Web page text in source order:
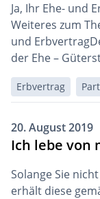
Ja, Ihr Ehe- und
Weiteres zum
und
der Ehe –
Erbvertrag
20. August 2019
Ich lebe von
Solange Sie
erhält diese